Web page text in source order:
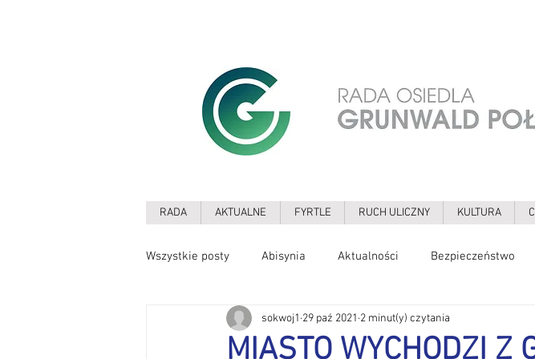
RADA AKTUALNE FYRTLE RUCH ULICZNY KULTURA
Wszystkie posty Abisynia Aktualności Bezpieczeństwo
Edukacja Ekologia Galerie
MIASTO WYCHODZI Z
sokwoj1 29 paź 2021 2 minut(y) czytania